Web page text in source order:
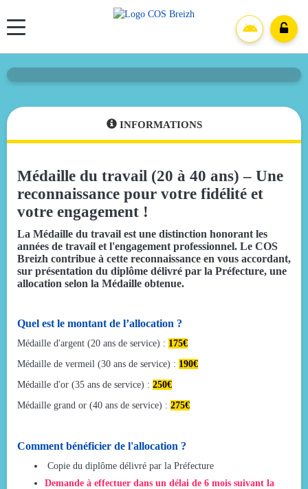
Médaille du travail (20 à 40 ans)
INFORMATIONS
Médaille du travail (20 à 40 ans) – Une
reconnaissance pour votre fidélité et
votre engagement !
La Médaille du travail est une distinction honorant les
années de travail et l'engagement professionnel. Le COS
Breizh contribue à cette reconnaissance en vous accordant,
sur présentation du diplôme délivré par la Préfecture, une
allocation selon la Médaille obtenue.
Quel est le montant de l’allocation ?
Médaille d'argent (20 ans de service) : 175€
Médaille de vermeil (30 ans de service) : 190€
Médaille d'or (35 ans de service) : 250€
Médaille grand or (40 ans de service) : 275€
Comment bénéficier de l'allocation ?
Copie du diplôme délivré par la Préfecture
Demande à effectuer dans un délai de 6 mois suivant la
Panneau de gestion des cookies